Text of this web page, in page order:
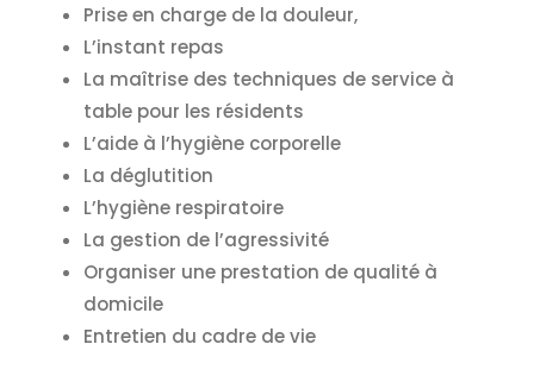
Prise en charge de la douleur,
L’instant repas
La maîtrise des techniques de service à
table pour les résidents
L’aide à l’hygiène corporelle
La déglutition
L’hygiène respiratoire
La gestion de l’agressivité
Organiser une prestation de qualité à
domicile
Entretien du cadre de vie